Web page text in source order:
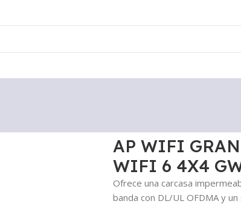
AP WIFI
WIFI 6 4X4
Ofrece una carcasa
banda con DL/UL OFDMA y